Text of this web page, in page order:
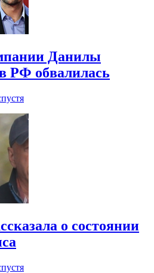
Данилы
РФ обвалилась
о состоянии